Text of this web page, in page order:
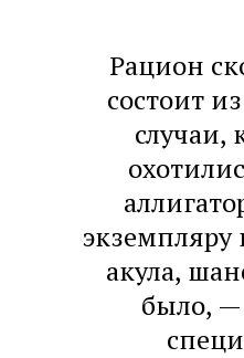
Рацион
состоит
случаи,
экземпляру
акула,
было, —